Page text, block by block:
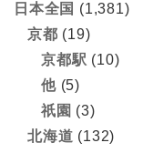
日本全国 (1,381)
京都 (19)
京都駅 (10)
他(5)
祇園 (3)
北海道 (132)